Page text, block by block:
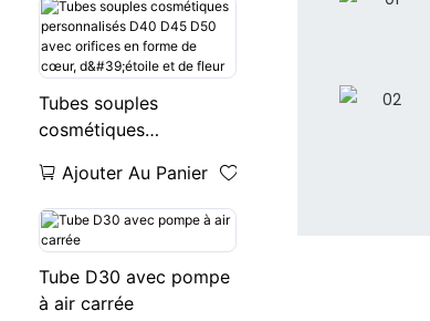
Tubes souples
cosmétiques
D50 avec orifices en
forme de cœur, d'étoile
et de fleur
Ajouter Au Panier
Tube D30 avec pompe
à air carrée